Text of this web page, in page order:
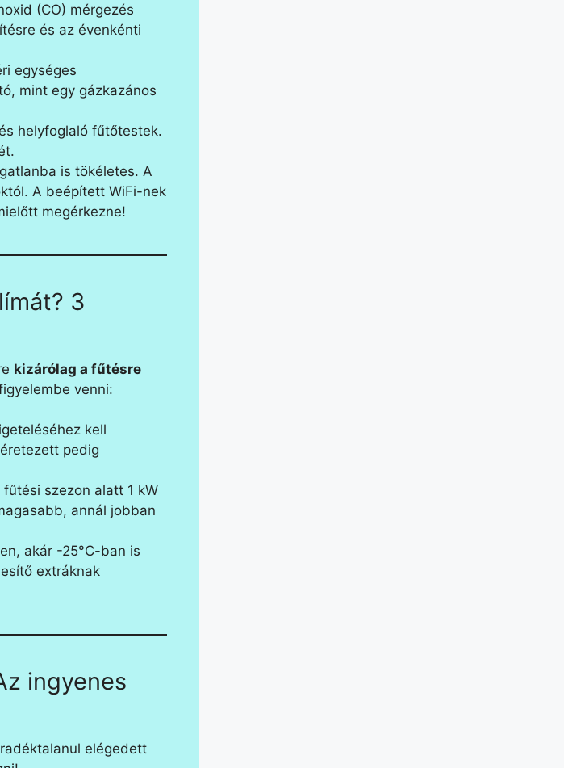
(CO) mérgezés
és az évenkénti
egységes
mint egy gázkazános
helyfoglaló fűtőtestek.
is tökéletes. A
A beépített WiFi-nek
megérkezne!
3
kizárólag a fűtésre
venni:
kell
pedig
szezon alatt 1 kW
annál jobban
akár -25°C-ban is
extráknak
ingyenes
elégedett